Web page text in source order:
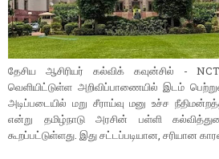
தேசிய ஆசிரியர் கல்விக் கவுன்சில் -
வெளியிட்டுள்ள அறிவிப்பாணையில் இடம்
அடிப்படையில் மறு சீராய்வு மனு உச்ச
என்று தமிழ்நாடு அரசின் பள்ளி
கூறப்பட்டுள்ளது. இது சட்டப்படியான, சரியான